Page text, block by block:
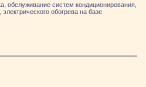
обслуживание систем кондиционирования,
обогрева на базе